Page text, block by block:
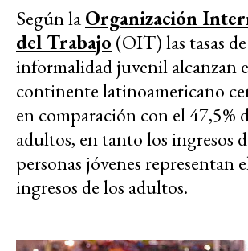
Según laOrganización
del Trabajo (OIT) las tasas de
informalidad juvenil alcanzan
continente latinoamericano
en comparación con el 47,5%
adultos, en tanto los ingresos
personas jóvenes representan
ingresos de los adultos.